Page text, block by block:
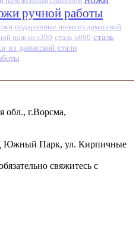
ручной работы
подарочные ножи из дамасской
нож из s390 сталь n690 сталь
из дамасской стали
обл., г.Ворсма,
Южный Парк, ул. Кирпичные
свяжитесь с